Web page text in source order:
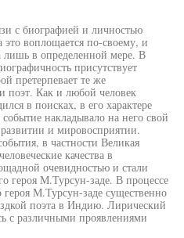
с биографией и личностью
воплощается по-своему, и
лишь в определенной мере. В
присутствует
претерпевает те же
поэт. Как и любой человек
в поисках, в его характере
накладывало на него свой
и мировосприятии.
в частности Великая
качества в
очевидностью и стали
героя М.Турсун-заде. В процессе
героя М.Турсун-заде существенно
поэта в Индию. Лирический
с различными проявлениями